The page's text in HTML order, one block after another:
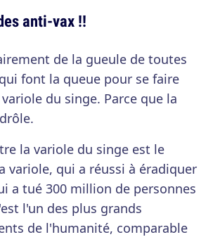
anti-vax !!
de la gueule de toutes
font la queue pour se faire
du singe. Parce que la
la variole du singe est le
variole, qui a réussi à éradiquer
a tué 300 million de personnes
l'un des plus grands
de l'humanité, comparable